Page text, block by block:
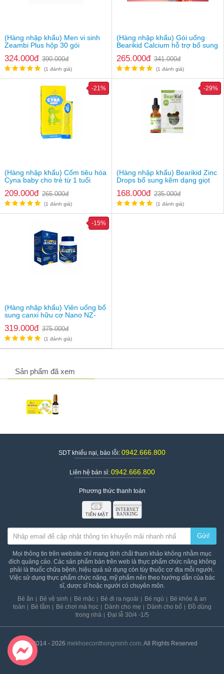
(Hàng nhập khẩu) Men vi sinh
Zeambi Plus hộp 30 gói
324.000đ 390.000đ
(1 đánh giá)
(Hàng nhập khẩu) Gói uống
Bearikid Calcium hỗ trợ bổ sung
265.000đ 341.000đ
(1 đánh giá)
(Hàng nhập khẩu) Cốm tiêu hóa
Cyna baby cho trẻ từ 1 tuổi
209.000đ 265.000đ
-21%
(1 đánh giá)
(Hàng nhập khẩu) Bearikid Zinc
Drops bổ sung kẽm dạng giọt
168.000đ 235.000đ
-29%
(1 đánh giá)
(Hàng nhập khẩu) Viên uống bổ
sung canxi hữu cơ Nano NZ-
319.000đ 375.000đ
-15%
(1 đánh giá)
Sản phẩm đã xem
SDT khiếu nại, báo lỗi: 0942.666.800
Liên hệ bán sỉ: 0942.666.800
Phương thức thanh toán
Gửi!
Mọi thông tin trên website chỉ mang tính chất tham khảo không nhằm mục
đích quảng cáo. Các sản phẩm bán trên web là thực phẩm chức năng không
phải là thuốc chữa bệnh, hiệu quả sử dụng còn tùy thuộc cơ địa mỗi người.
Việc sử dụng thực phẩm chức năng, mỹ phẩm nên theo hướng dẫn của bác
sĩ, dược sĩ hoặc người có chuyên môn.
Bé ăn
Bé vệ sinh Bé mặc Bé đi ra ngoài Bé ngủ
Bé khỏe & an
toàn
Bé tắm Bé chơi mà học Dành cho mẹ Dành cho bố
Đồ dùng
trong nhà
Đại lễ 30/4 -1/5
© 2014 - 2026 mekhoeconthongminh.com. All Rights Reserved